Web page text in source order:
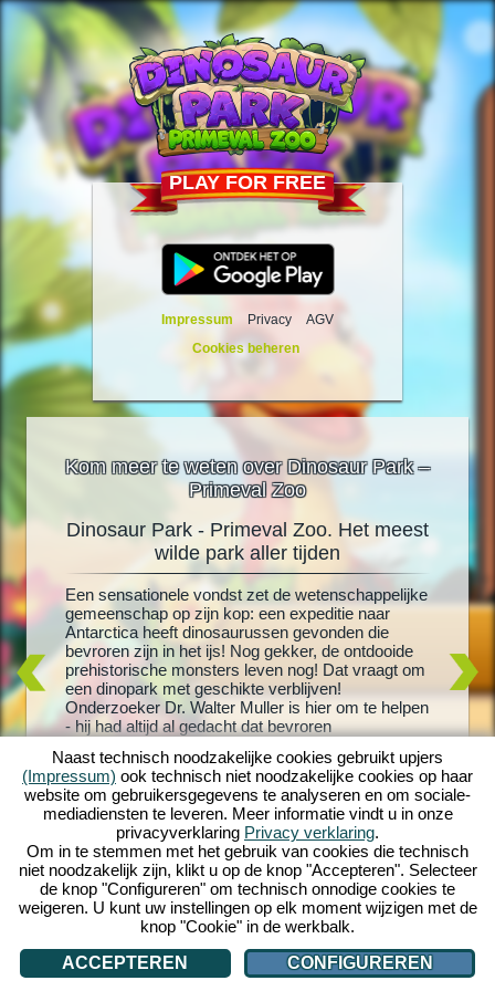
PLAY FOR FREE
Impressum Privacy
AGV
Cookies beheren
Kom meer te weten over Dinosaur Park –
Primeval Zoo
je
meer
je
en
en
aan
wereld
Dinosaur Park - Primeval Zoo. Het meest
wilde park aller tijden
Een sensationele vondst zet de wetenschappelijke
gemeenschap op zijn kop: een expeditie naar
Antarctica heeft dinosaurussen gevonden die
bevroren zijn in het ijs! Nog gekker, de ontdooide
prehistorische monsters leven nog! Dat vraagt om
een dinopark met geschikte verblijven!
Onderzoeker Dr. Walter Muller is hier om te helpen
- hij had altijd al gedacht dat bevroren
gewekt. Maar zal hij er ook achter komen wat er
met zijn vermiste vrouw is gebeurd? Stort je in een
wild prehistorisch avontuur met Dinosaur Park -
Primeval Zoo!
en
met T-
ultieme
om te
Naast technisch noodzakelijke cookies gebruikt upjers
(Impressum) ook technisch niet noodzakelijke cookies op haar
website om gebruikersgegevens te analyseren en om sociale-
mediadiensten te leveren. Meer informatie vindt u in onze
privacyverklaring Privacy verklaring.
Om in te stemmen met het gebruik van cookies die technisch
niet noodzakelijk zijn, klikt u op de knop "Accepteren". Selecteer
de knop "Configureren" om technisch onnodige cookies te
weigeren. U kunt uw instellingen op elk moment wijzigen met de
knop "Cookie" in de werkbalk.
ACCEPTEREN
CONFIGUREREN